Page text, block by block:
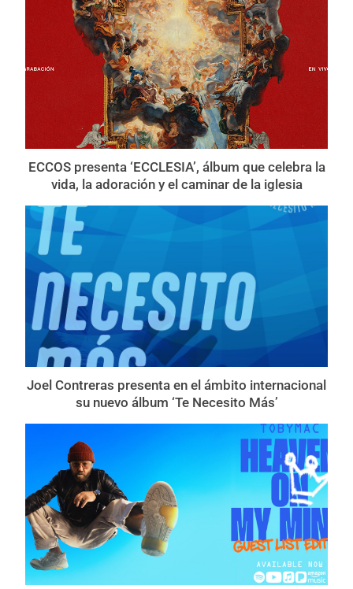
ECCOS presenta ‘ECCLESIA’, álbum que celebra la
vida, la adoración y el caminar de la iglesia
Joel Contreras presenta en el ámbito internacional
su nuevo álbum ‘Te Necesito Más’